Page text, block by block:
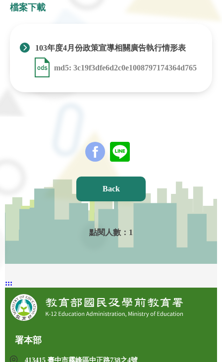
檔案下載
103年度4月份政策宣導相關廣告執行情形表
md5: 3c19f3dfe6d2c0e1008797174364d765
Back
點閱人數： 1
:::
署本部
413415 臺中市霧峰區中正路738之4號